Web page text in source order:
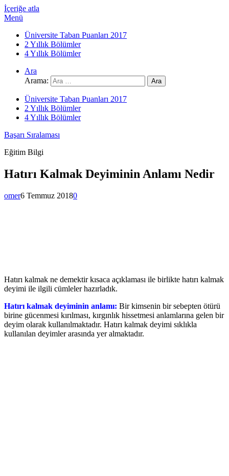
İçeriğe atla
Menü
Üniversite Taban Puanları 2017
2 Yıllık Bölümler
4 Yıllık Bölümler
Ara
Arama:
Üniversite Taban Puanları 2017
2 Yıllık Bölümler
4 Yıllık Bölümler
Başarı Sıralaması
Eğitim Bilgi
Hatırı Kalmak Deyiminin Anlamı Nedir
omer6 Temmuz 20180
Hatırı kalmak ne demektir kısaca açıklaması ile birlikte hatırı kalmak
deyimi ile ilgili cümleler hazırladık.
Hatırı kalmak deyiminin anlamı: Bir kimsenin bir sebepten ötürü
birine gücenmesi kırılması, kırgınlık hissetmesi anlamlarına gelen bir
deyim olarak kullanılmaktadır. Hatırı kalmak deyimi sıklıkla
kullanılan deyimler arasında yer almaktadır.